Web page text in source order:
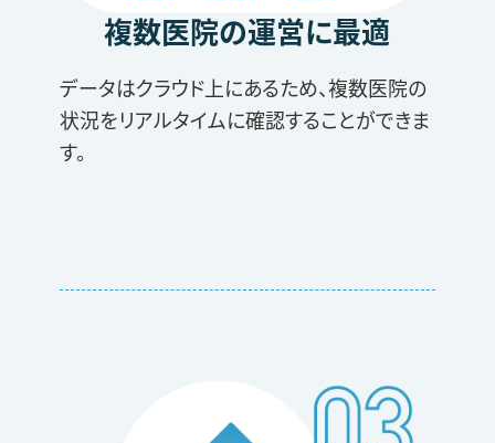
複数医院の運営に最適
データはクラウド上にあるため、複数医院の
状況をリアルタイムに確認することができま
す。